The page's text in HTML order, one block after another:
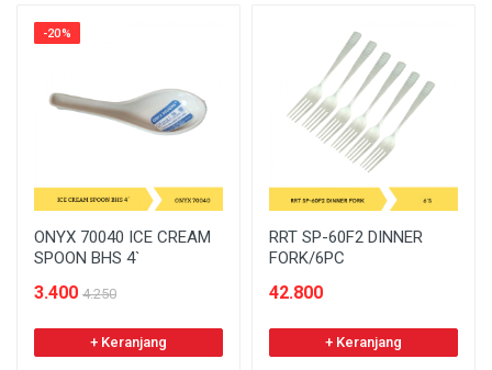
-20%
ONYX 70040 ICE CREAM
SPOON BHS 4`
3.400 4.250
+ Keranjang
RRT SP-60F2 DINNER
FORK/6PC
42.800
+ Keranjang